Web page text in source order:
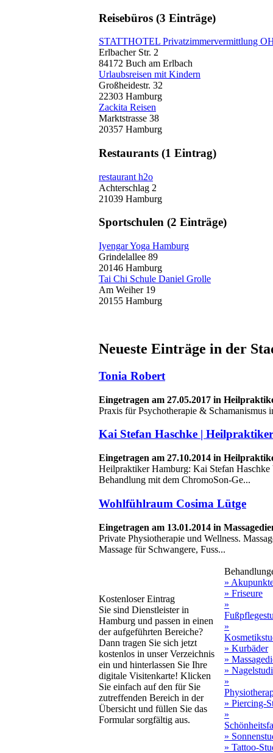
Reisebüros (3 Einträge)
STATTHOTEL Privatzimmervermittlung
Erlbacher Str. 2
84172 Buch am Erlbach
Urlaubsreisen mit Kindern
Großheidestr. 32
22303 Hamburg
Zackita Reisen
Marktstrasse 38
20357 Hamburg
Restaurants (1 Eintrag)
restaurant h2o
Achterschlag 2
21039 Hamburg
Sportschulen (2 Einträge)
Iyengar Yoga Hamburg
Grindelallee 89
20146 Hamburg
Tai Chi Schule Daniel Grolle
Am Weiher 19
20155 Hamburg
Neueste Einträge in der
Tonia Robert
Eingetragen am 27.05.2017 in
Praxis für Psychotherapie & Schamanismus
Kai Stefan Haschke | Heilpraktiker
Eingetragen am 27.10.2014 in
Heilpraktiker Hamburg: Kai Stefan
Behandlung mit dem ChromoSon-Ge...
Wohlfühlraum Cosima Lütge
Eingetragen am 13.01.2014 in
Private Physiotherapie und Wellness.
Massage für Schwangere, Fuss...
Kostenloser Eintrag
Sie sind Dienstleister in
Hamburg und passen in einen
der aufgeführten Bereiche?
Dann tragen Sie sich jetzt
kostenlos in unser Verzeichnis
ein und hinterlassen Sie Ihre
digitale Visitenkarte! Klicken
Sie einfach auf den für Sie
zutreffenden Bereich in der
Übersicht und füllen Sie das
Formular sorgfältig aus.
»
» Friseure
»
»
» Kurbäder
»
»
»
» Piercing-
»
»
» Tattoo-